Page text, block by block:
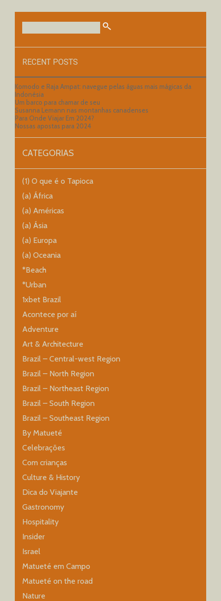
RECENT POSTS
Komodo e Raja Ampat: navegue pelas águas mais mágicas da
Indonésia
Um barco para chamar de seu
Susanna Lemann nas montanhas canadenses
Para Onde Viajar Em 2024?
Nossas apostas para 2024
CATEGORIAS
(1) O que é o Tapioca
(a) África
(a) Américas
(a) Ásia
(a) Europa
(a) Oceania
*Beach
*Urban
1xbet Brazil
Acontece por aí
Adventure
Art & Architecture
Brazil – Central-west Region
Brazil – North Region
Brazil – Northeast Region
Brazil – South Region
Brazil – Southeast Region
By Matueté
Celebrações
Com crianças
Culture & History
Dica do Viajante
Gastronomy
Hospitality
Insider
Israel
Matueté em Campo
Matueté on the road
Nature